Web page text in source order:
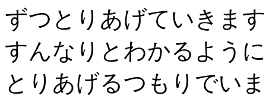
ずつとりあげていきま
すんなりとわかるよう
とりあげるつもりでい